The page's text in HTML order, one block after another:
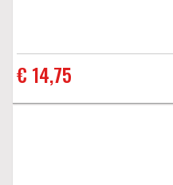
€ 14,75